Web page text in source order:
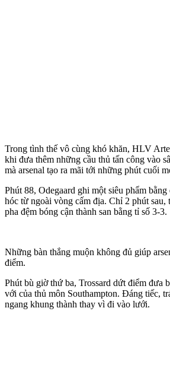
Trong tình thế vô cùng khó khăn, HLV
khi đưa thêm những cầu thủ tấn công vào
mà ars‌enal tạo ra mãi tới những phút cuối
Phút 88, Odegaard ghi một siêu phẩm
hóc từ ngoài vòng cấm địa. Chỉ 2 phút
pha đệm bóng cận thành san bằng tỉ số 3-3.
Những bàn thắng muộn không đủ giúp
điểm.
Phút bù giờ thứ ba, Trossard dứt điểm đưa
với của thủ môn Southampton. Đáng tiếc,
ngang khung thành thay vì đi vào lưới.